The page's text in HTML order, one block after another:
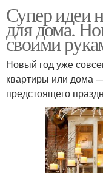
Супер идеи
для дома.
своими
Новый год уже
квартиры или дома
предстоящего